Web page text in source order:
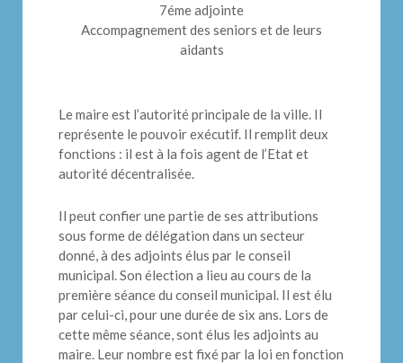
7éme adjointe
Accompagnement des seniors et de leurs
aidants
Le maire est l’autorité principale de la ville. Il
représente le pouvoir exécutif. Il remplit deux
fonctions : il est à la fois agent de l’Etat et
autorité décentralisée.
Il peut confier une partie de ses attributions
sous forme de délégation dans un secteur
donné, à des adjoints élus par le conseil
municipal. Son élection a lieu au cours de la
première séance du conseil municipal. Il est élu
par celui-ci, pour une durée de six ans. Lors de
cette même séance, sont élus les adjoints au
maire. Leur nombre est fixé par la loi en fonction